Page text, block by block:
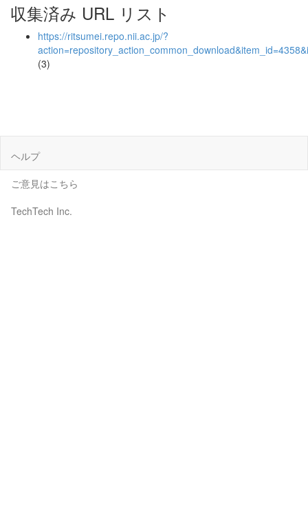
収集済み URL リスト
https://ritsumei.repo.nii.ac.jp/?
(3)
ヘルプ
ご意見はこちら
TechTech Inc.